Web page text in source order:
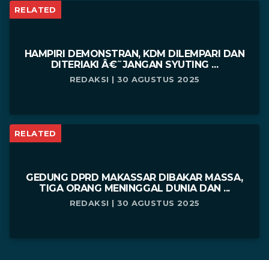
RELATED
HAMPIRI DEMONSTRAN, KDM DILEMPARI DAN
DITERIAKI Â€˜JANGAN SYUTING ...
REDAKSI | 30 AGUSTUS 2025
RELATED
GEDUNG DPRD MAKASSAR DIBAKAR MASSA,
TIGA ORANG MENINGGAL DUNIA DAN ...
REDAKSI | 30 AGUSTUS 2025